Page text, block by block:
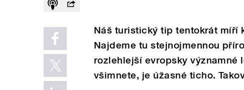
Náš turistický tip tentokrát míří
Najdeme tu stejnojmennou
rozlehlejší evropsky významné
všimnete, je úžasné ticho.